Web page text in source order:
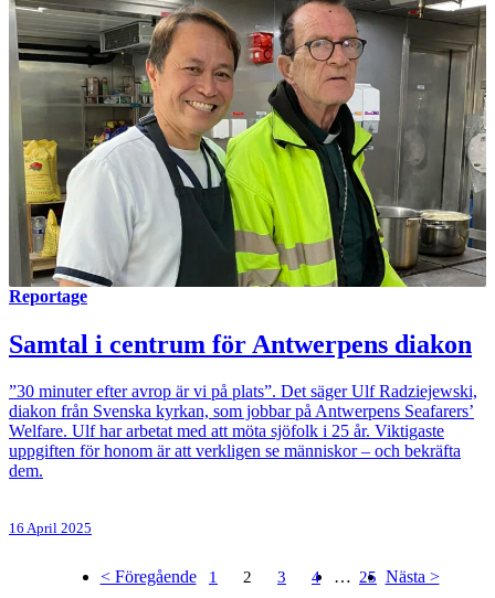
Reportage
Samtal i centrum för Antwerpens diakon
”30 minuter efter avrop är vi på plats”. Det säger Ulf Radziejewski,
diakon från Svenska kyrkan, som jobbar på Antwerpens Seafarers’
Welfare. Ulf har arbetat med att möta sjöfolk i 25 år. Viktigaste
uppgiften för honom är att verkligen se människor – och bekräfta
dem.
16 April 2025
< Föregående 1 2 3 4 … 25 Nästa >